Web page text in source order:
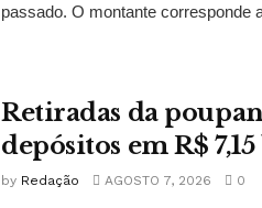
passado. O montante corresponde
Retiradas da
depósitos em R$
by Redação AGOSTO 7, 2026 0